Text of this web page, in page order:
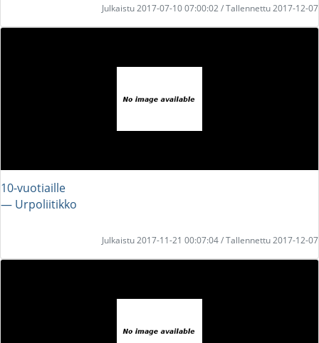
Julkaistu 2017-07-10 07:00:02 / Tallennettu 2017-12-07
10-vuotiaille
― Urpoliitikko
Julkaistu 2017-11-21 00:07:04 / Tallennettu 2017-12-07